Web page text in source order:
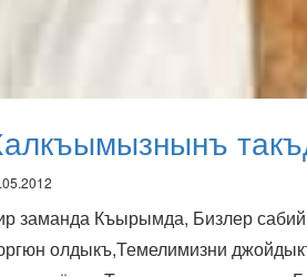
заманда Къырымда, Бизлер
олдыкъ,Темелимизни